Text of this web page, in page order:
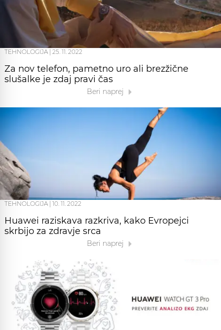
TEHNOLOGIJA 25. 11. 2022
Za nov telefon, pametno uro ali brezžične
slušalke je zdaj pravi čas
Beri naprej
TEHNOLOGIJA 10. 11. 2022
Huawei raziskava razkriva, kako Evropejci
skrbijo za zdravje srca
Beri naprej